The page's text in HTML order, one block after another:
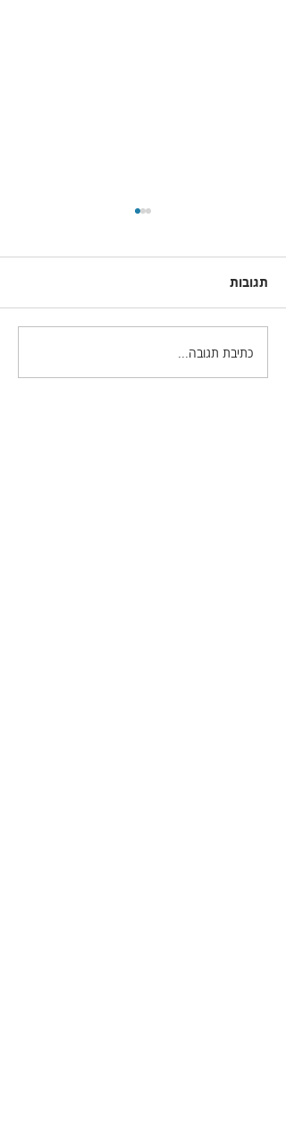
חדר הסודות של
לייטרום-23
תגובות
כתיבת תגובה...